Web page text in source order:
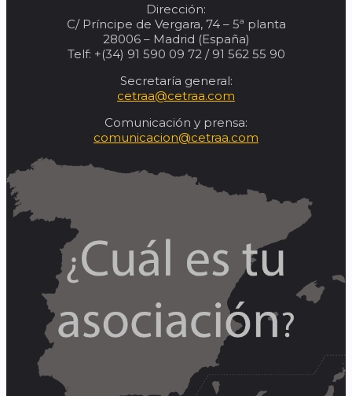
Dirección:
C/ Príncipe de Vergara, 74 – 5ª planta
28006 – Madrid (España)
Telf: +(34) 91 590 09 72 / 91 562 55 90
Secretaría general:
cetraa@cetraa.com
Comunicación y prensa:
comunicacion@cetraa.com